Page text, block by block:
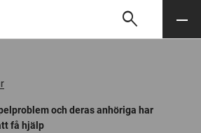
Söksearch Meny
och deras anhöriga har
få hjälp